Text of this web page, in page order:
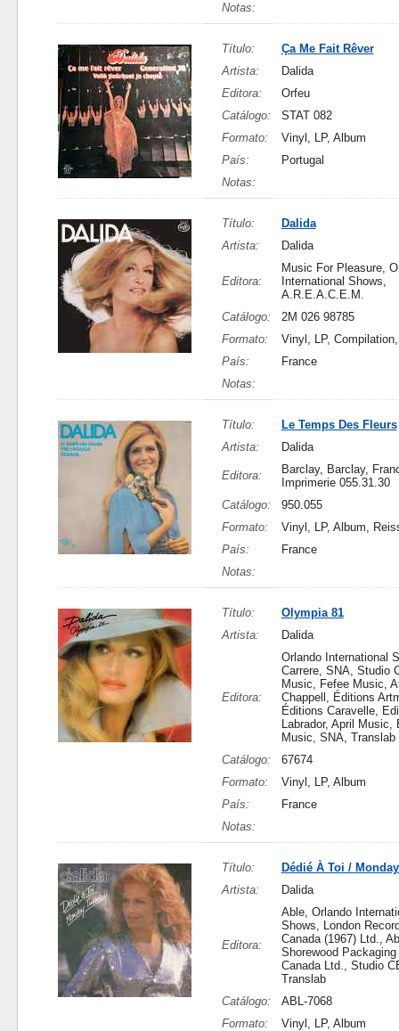
Notas:
Título:
Ça Me Fait Rêver
Artista:
Dalida
Editora:
Orfeu
Catálogo:
STAT 082
Formato:
Vinyl, LP, Album
País:
Portugal
Notas:
Título:
Dalida
Artista:
Dalida
Editora:
Music For Pleasure,
International Shows,
A.R.E.A.C.E.M.
Catálogo:
2M 026 98785
Formato:
Vinyl, LP,
País:
France
Notas:
Título:
Le Temps Des Fleurs
Artista:
Dalida
Editora:
Barclay, Barclay,
Imprimerie 055.31.30
Catálogo:
950.055
Formato:
Vinyl, LP, Album,
País:
France
Notas:
Título:
Olympia 81
Artista:
Dalida
Editora:
Orlando International
Carrere, SNA, Studio
Music, Fefee Music,
Chappell, Éditions
Éditions Caravelle,
Labrador, April Music,
Music, SNA, Translab
Catálogo:
67674
Formato:
Vinyl, LP, Album
País:
France
Notas:
Título:
Dédié À Toi /
Artista:
Dalida
Editora:
Able, Orlando
Shows, London
Canada (1967) Ltd.,
Shorewood
Canada Ltd., Studio
Translab
Catálogo:
ABL-7068
Formato:
Vinyl, LP, Album